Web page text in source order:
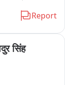
অভিযোগ জমা
ভিত্তিতেই তাঁরা
পর মাস রাস্তার
ও অন্যান্য সামগ্রী
রাতের অন্ধকারে
Report
सिंह